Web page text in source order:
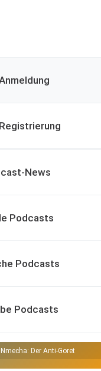
Registrierung
News
Podcasts
Podcasts
Podcasts
Nmecha: Der Anti-Goretzka